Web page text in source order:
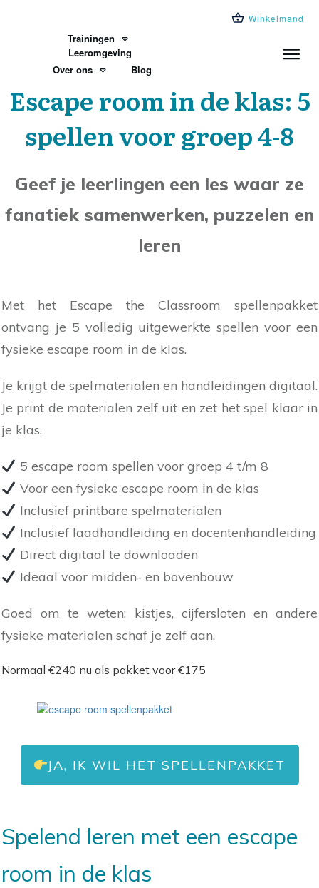
Winkelmand
Trainingen
Leeromgeving
Over ons
Blog
Escape room in de klas: 5
spellen voor groep 4-8
Geef je leerlingen een les waar ze
fanatiek samenwerken, puzzelen en
leren
Met het Escape the Classroom spellenpakket
ontvang je 5 volledig uitgewerkte spellen voor een
fysieke escape room in de klas.
Je krijgt de spelmaterialen en handleidingen digitaal.
Je print de materialen zelf uit en zet het spel klaar in
je klas.
5 escape room spellen voor groep 4 t/m 8
Voor een fysieke escape room in de klas
Inclusief printbare spelmaterialen
Inclusief laadhandleiding en docentenhandleiding
Direct digitaal te downloaden
Ideaal voor midden- en bovenbouw
Goed om te weten: kistjes, cijfersloten en andere
fysieke materialen schaf je zelf aan.
Normaal €240 nu als pakket voor €175
JA, IK WIL HET SPELLENPAKKET
Spelend leren met een escape
room in de klas